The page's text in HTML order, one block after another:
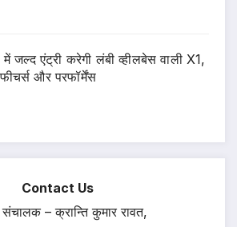
में जल्द एंट्री करेगी लंबी व्हीलबेस वाली X1,
और परफॉर्मेंस
Contact Us
संचालक – क्रान्ति कुमार रावत,